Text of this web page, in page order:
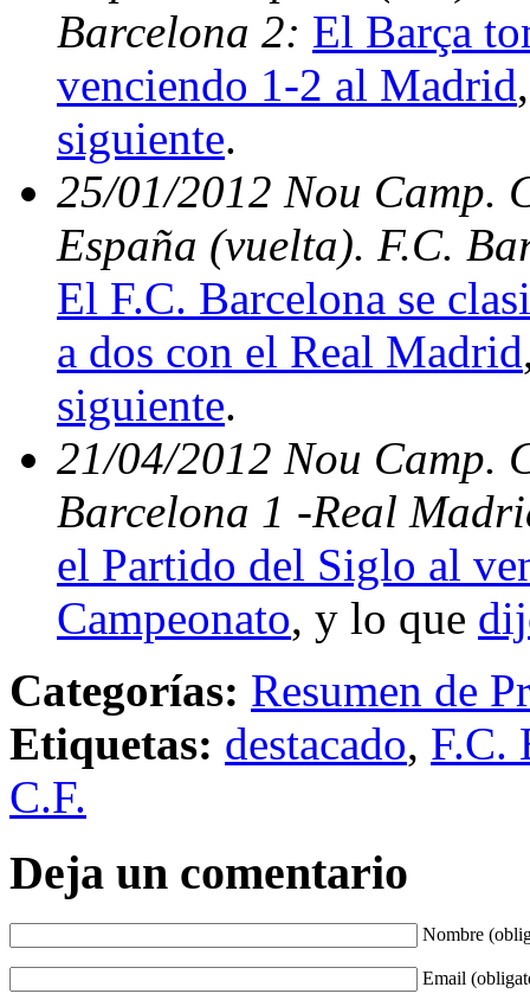
Barcelona 2: El Barça
venciendo 1-2 al Madrid
siguiente.
25/01/2012 Nou Camp.
España (vuelta). F.C.
El F.C. Barcelona se
a dos con el Real Madrid
siguiente.
21/04/2012 Nou Camp.
Barcelona 1 -Real
el Partido del Siglo al
Campeonato, y lo que
Categorías: Resumen de
Etiquetas: destacado, F.C.
C.F.
Deja un comentario
Nombre
Email